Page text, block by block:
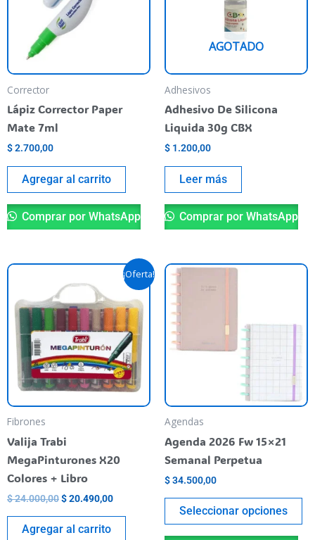
Corrector
Lápiz Corrector Paper
Mate 7ml
$2.700,00
Agregar al carrito
Comprar por WhatsApp
AGOTADO
Adhesivos
Adhesivo De Silicona
Liquida 30g CBX
$ 1.200,00
Leer más
Comprar por WhatsApp
¡Oferta!
Fibrones
Valija Trabi
MegaPinturones X20
Colores + Libro
$24.000,00
Original
price
was:
$ 24.000,00.
$20.490,00
Current
price
$ 20.490,00.
Agregar al carrito
Agendas
Agenda 2026 Fw 15×21
Semanal Perpetua
$34.500,00
Seleccionar opciones